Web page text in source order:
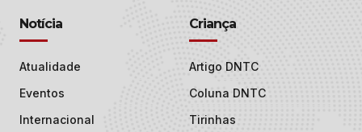
Notícia
Atualidade
Eventos
Internacional
Criança
Artigo DNTC
Coluna DNTC
Tirinhas